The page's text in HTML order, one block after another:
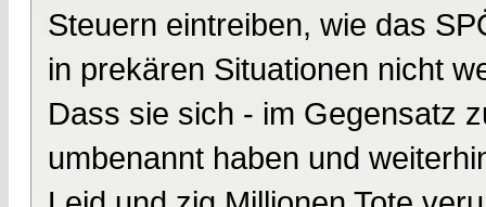
Steuern eintreiben, wie das
in prekären Situationen nicht
Dass sie sich - im Gegensatz
umbenannt haben und